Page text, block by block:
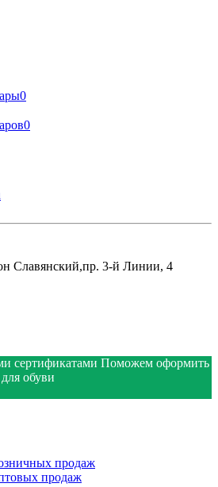
0
0
Славянский,пр. 3-й Линии, 4
сертификатами Поможем оформить
обуви
продаж
продаж